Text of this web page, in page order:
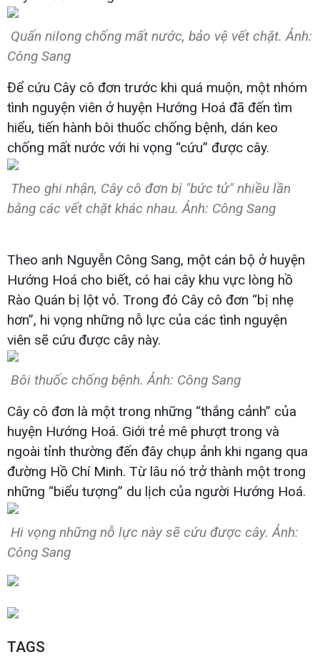
Quấn nilong chống mất nước, bảo vệ vết chặt. Ảnh:
Công Sang
Để cứu Cây cô đơn trước khi quá muộn, một nhóm
tình nguyện viên ở huyện Hướng Hoá đã đến tìm
hiểu, tiến hành bôi thuốc chống bệnh, dán keo
chống mất nước với hi vọng “cứu” được cây.
Theo ghi nhận, Cây cô đơn bị "bức tử" nhiều lần
bằng các vết chặt khác nhau. Ảnh: Công Sang
Theo anh Nguyễn Công Sang, một cán bộ ở huyện
Hướng Hoá cho biết, có hai cây khu vực lòng hồ
Rào Quán bị lột vỏ. Trong đó Cây cô đơn “bị nhẹ
hơn”, hi vọng những nỗ lực của các tình nguyện
viên sẽ cứu được cây này.
Bôi thuốc chống bệnh. Ảnh: Công Sang
Cây cô đơn là một trong những “thắng cảnh” của
huyện Hướng Hoá. Giới trẻ mê phượt trong và
ngoài tỉnh thường đến đây chụp ảnh khi ngang qua
đường Hồ Chí Minh. Từ lâu nó trở thành một trong
những “biểu tượng” du lịch của người Hướng Hoá.
Hi vọng những nỗ lực này sẽ cứu được cây. Ảnh:
Công Sang
TAGS